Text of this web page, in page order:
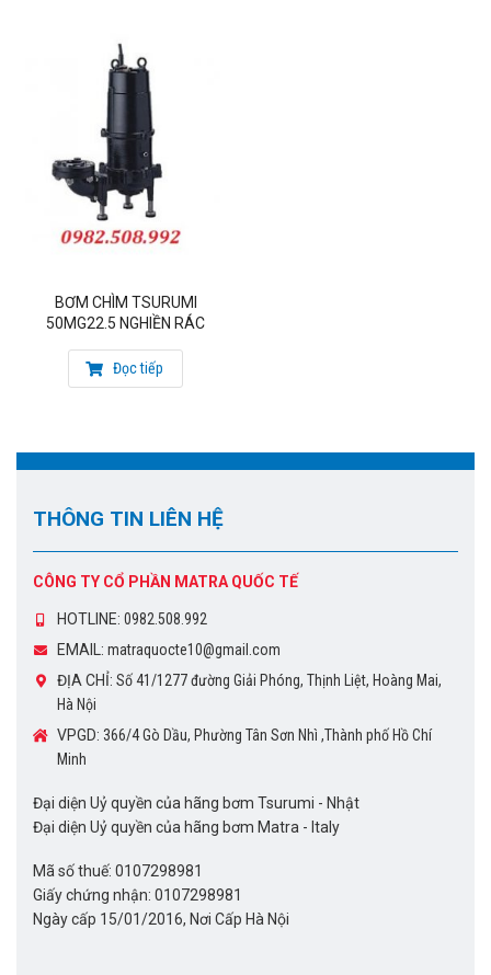
BƠM CHÌM TSURUMI
50MG22.5 NGHIỀN RÁC
Đọc tiếp
THÔNG TIN LIÊN HỆ
CÔNG TY CỔ PHẦN MATRA QUỐC TẾ
HOTLINE: 0982.508.992
EMAIL: matraquocte10@gmail.com
ĐỊA CHỈ: Số 41/1277 đường Giải Phóng, Thịnh Liệt, Hoàng Mai,
Hà Nội
VPGD: 366/4 Gò Dầu, Phường Tân Sơn Nhì ,Thành phố Hồ Chí
Minh
Đại diện Uỷ quyền của hãng bơm Tsurumi - Nhật
Đại diện Uỷ quyền của hãng bơm Matra - Italy
Mã số thuế: 0107298981
Giấy chứng nhận: 0107298981
Ngày cấp 15/01/2016, Nơi Cấp Hà Nội